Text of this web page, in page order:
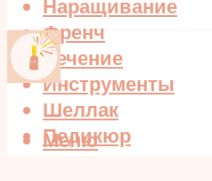
Наращивание
Френч
Лечение
Инструменты
Шеллак
Педикюр
Меню